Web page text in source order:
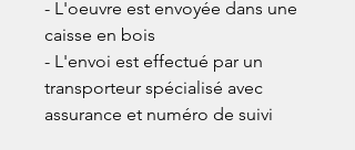
- L'oeuvre est envoyée dans une
caisse en bois
- L'envoi est effectué par un
transporteur spécialisé avec
assurance et numéro de suivi